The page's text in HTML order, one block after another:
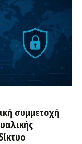
συμμετοχή